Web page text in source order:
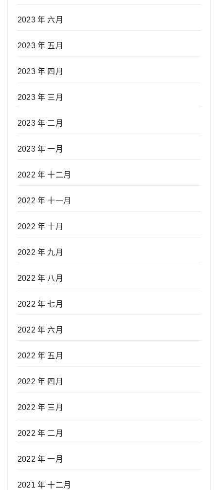
2023 年 六月
2023 年 五月
2023 年 四月
2023 年 三月
2023 年 二月
2023 年 一月
2022 年 十二月
2022 年 十一月
2022 年 十月
2022 年 九月
2022 年 八月
2022 年 七月
2022 年 六月
2022 年 五月
2022 年 四月
2022 年 三月
2022 年 二月
2022 年 一月
2021 年 十二月